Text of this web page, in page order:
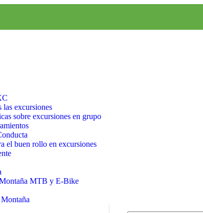
las excursiones
sobre excursiones en grupo
el buen rollo en excursiones
MTB y E-Bike